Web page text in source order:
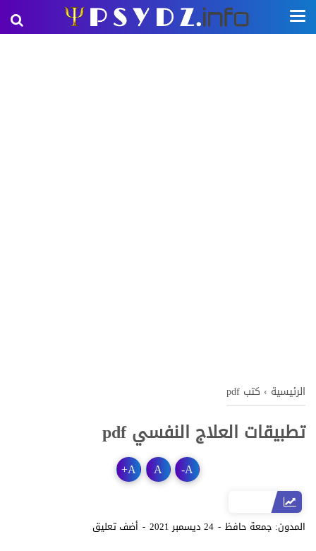
الرئيسية › كتب pdf
تطبيقات العلاج النفسي pdf
A
-
A
A
+
المدون: جمعة حافظ 24 ديسمبر 2021 أضف تعليق